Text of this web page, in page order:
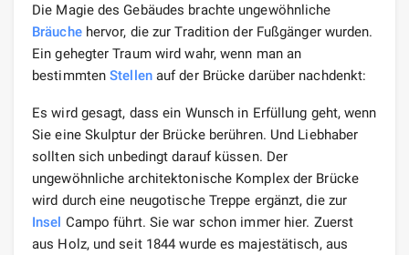
Die Magie des Gebäudes brachte ungewöhnliche
Bräuchehervor, die zur Tradition der Fußgänger wurden.
Ein gehegter Traum wird wahr, wenn man an
bestimmtenStellenauf der Brücke darüber nachdenkt:
Es wird gesagt, dass ein Wunsch in Erfüllung geht, wenn
Sie eine Skulptur der Brücke berühren. Und Liebhaber
sollten sich unbedingt darauf küssen. Der
ungewöhnliche architektonische Komplex der Brücke
wird durch eine neugotische Treppe ergänzt, die zur
Insel Campo führt. Sie war schon immer hier. Zuerst
aus Holz, und seit 1844 wurde es majestätisch, aus